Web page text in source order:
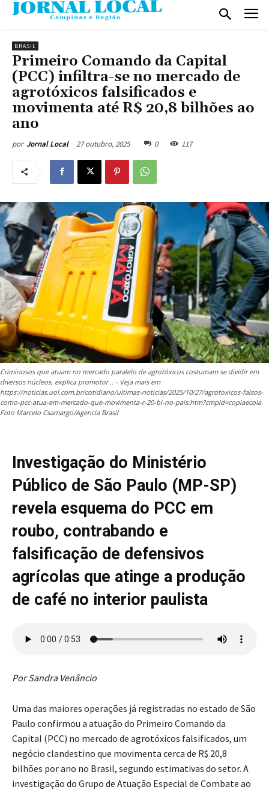
BRASIL
Primeiro Comando da Capital
(PCC) infiltra-se no mercado de
agrotóxicos falsificados e
movimenta até R$ 20,8 bilhões ao
ano
por Jornal Local 27 outubro, 2025 0 117
Criminosos que atuam no mercado paralelo de agrotóxicos costumam se dividir em
diversos núcleos, explica promotor… - Veja mais em
https://noticias.uol.com.br/cotidiano/ultimas-noticias/2025/10/27/agrotoxicos-falsos-
como-pcc-atua-em-mercado-que-movimenta-r-20-bi-no-pais.htm?cmpid=copiaecola.
Foto Marcelo Csamargo/Agencia Brasil
Investigação do Ministério
Público de São Paulo (MP-SP)
revela esquema do PCC em
roubo, contrabando e
falsificação de defensivos
agrícolas que atinge a produção
de café no interior paulista
Por Sandra Venâncio
Uma das maiores operações já registradas no estado de São
Paulo confirmou a atuação do Primeiro Comando da
Capital (PCC) no mercado de agrotóxicos falsificados, um
negócio clandestino que movimenta cerca de R$ 20,8
bilhões por ano no Brasil, segundo estimativas do setor. A
investigação do Grupo de Atuação Especial de Combate ao